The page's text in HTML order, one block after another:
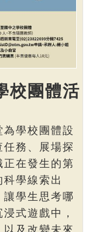
校團體活
為學校團體設
務、展場探
在發生的第
學線索出
學生思考哪
式遊戲中，